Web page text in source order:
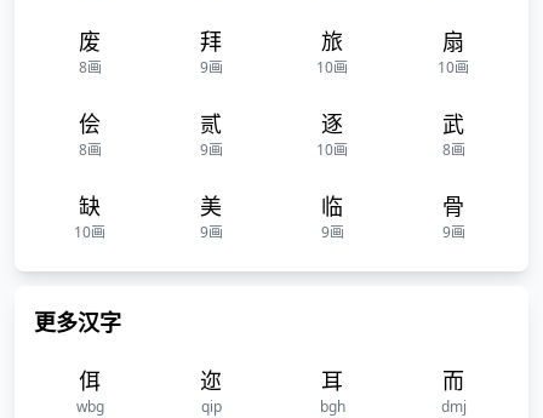
废
8画
拜
9画
旅
10画
扇
10画
侩
8画
贰
9画
逐
10画
武
8画
缺
10画
美
9画
临
9画
骨
9画
更多汉字
佴
wbg
迩
qip
耳
bgh
而
dmj